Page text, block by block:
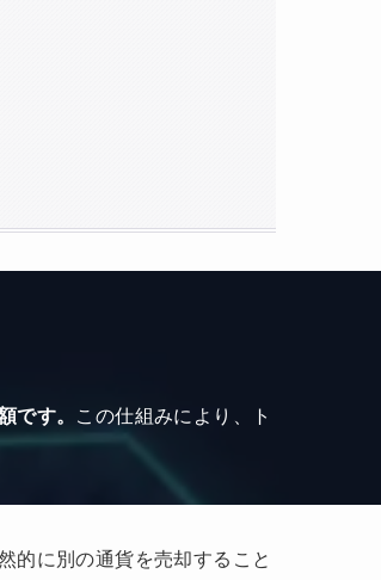
です。 この仕組みにより、ト
的に別の通貨を売却すること